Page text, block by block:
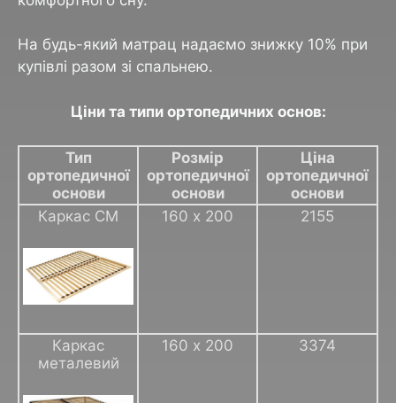
На будь-який матрац надаємо знижку 10% при
купівлі разом зі спальнею.
Ціни та типи ортопедичних основ:
Тип
ортопедичної
основи
Розмір
ортопедичної
основи
Ціна
ортопедичної
основи
Каркас СМ
160 х 200 2155
Каркас
металевий
160 х 200 3374